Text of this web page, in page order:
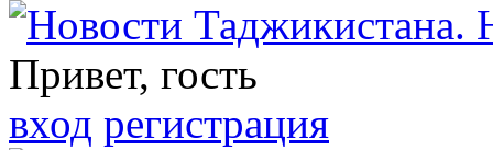
Привет, гость
вход регистрация